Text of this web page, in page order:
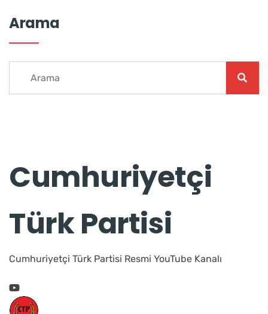
Arama
Cumhuriyetçi
Türk Partisi
Cumhuriyetçi Türk Partisi Resmi YouTube Kanalı